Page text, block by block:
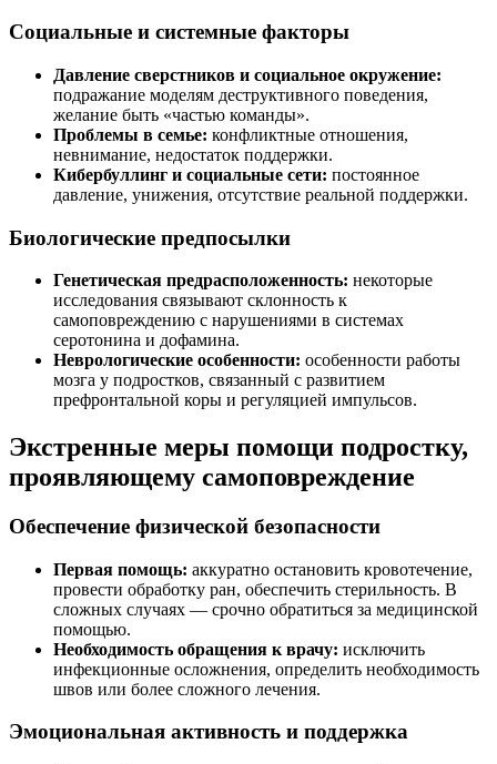
Социальные и системные факторы
Давление сверстников и социальное окружение:
подражание моделям деструктивного поведения,
желание быть «частью команды».
Проблемы в семье: конфликтные отношения,
невнимание, недостаток поддержки.
Кибербуллинг и социальные сети: постоянное
давление, унижения, отсутствие реальной поддержки.
Биологические предпосылки
Генетическая предрасположенность: некоторые
исследования связывают склонность к
самоповреждению с нарушениями в системах
серотонина и дофамина.
Неврологические особенности: особенности работы
мозга у подростков, связанный с развитием
префронтальной коры и регуляцией импульсов.
Экстренные меры помощи подростку,
проявляющему самоповреждение
Обеспечение физической безопасности
Первая помощь: аккуратно остановить кровотечение,
провести обработку ран, обеспечить стерильность. В
сложных случаях — срочно обратиться за медицинской
помощью.
Необходимость обращения к врачу: исключить
инфекционные осложнения, определить необходимость
швов или более сложного лечения.
Эмоциональная активность и поддержка